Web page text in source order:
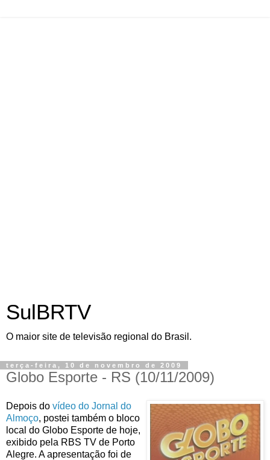
SulBRTV
O maior site de televisão regional do Brasil.
terça-feira, 10 de novembro de 2009
Globo Esporte - RS (10/11/2009)
Depois do vídeo do Jornal do
Almoço, postei também o bloco
local do Globo Esporte de hoje,
exibido pela RBS TV de Porto
Alegre. A apresentação foi de